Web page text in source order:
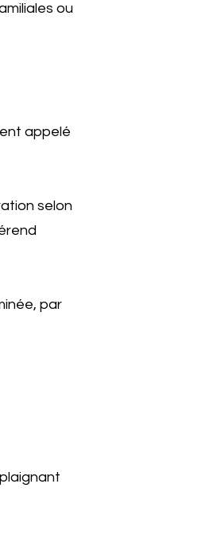
ou
appelé
selon
par